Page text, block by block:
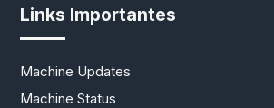
Links Importantes
Machine Updates
Machine Status